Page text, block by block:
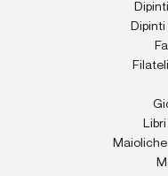
Dipinti